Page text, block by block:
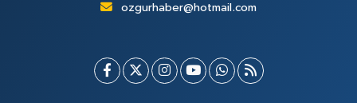
ozgurhaber@hotmail.com